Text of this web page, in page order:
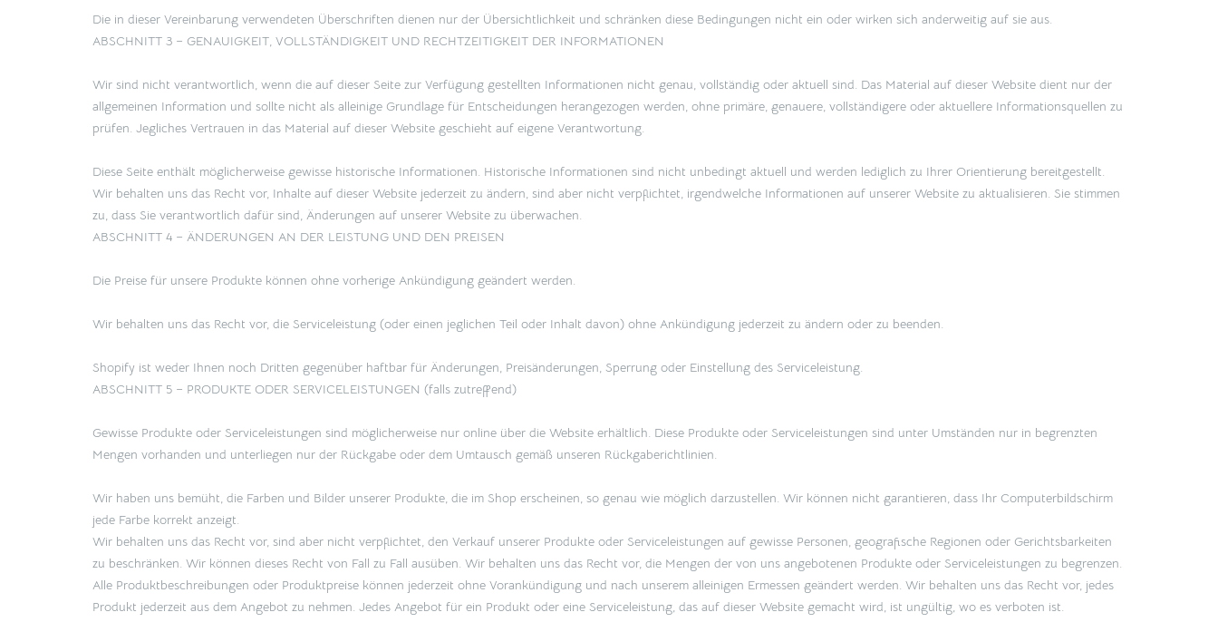
Die in dieser Vereinbarung verwendeten Überschriften dienen nur der Übersichtlichkeit und schränken diese Bedingungen nicht ein oder wirken sich anderweitig auf sie aus.
ABSCHNITT 3 – GENAUIGKEIT, VOLLSTÄNDIGKEIT UND RECHTZEITIGKEIT DER INFORMATIONEN
Wir sind nicht verantwortlich, wenn die auf dieser Seite zur Verfügung gestellten Informationen nicht genau, vollständig oder aktuell sind. Das Material auf dieser Website dient nur der
allgemeinen Information und sollte nicht als alleinige Grundlage für Entscheidungen herangezogen werden, ohne primäre, genauere, vollständigere oder aktuellere Informationsquellen zu
prüfen. Jegliches Vertrauen in das Material auf dieser Website geschieht auf eigene Verantwortung.
Diese Seite enthält möglicherweise gewisse historische Informationen. Historische Informationen sind nicht unbedingt aktuell und werden lediglich zu Ihrer Orientierung bereitgestellt.
Wir behalten uns das Recht vor, Inhalte auf dieser Website jederzeit zu ändern, sind aber nicht verpflichtet, irgendwelche Informationen auf unserer Website zu aktualisieren. Sie stimmen
zu, dass Sie verantwortlich dafür sind, Änderungen auf unserer Website zu überwachen.
ABSCHNITT 4 – ÄNDERUNGEN AN DER LEISTUNG UND DEN PREISEN
Die Preise für unsere Produkte können ohne vorherige Ankündigung geändert werden.
Wir behalten uns das Recht vor, die Serviceleistung (oder einen jeglichen Teil oder Inhalt davon) ohne Ankündigung jederzeit zu ändern oder zu beenden.
Shopify ist weder Ihnen noch Dritten gegenüber haftbar für Änderungen, Preisänderungen, Sperrung oder Einstellung des Serviceleistung.
ABSCHNITT 5 – PRODUKTE ODER SERVICELEISTUNGEN (falls zutreffend)
Gewisse Produkte oder Serviceleistungen sind möglicherweise nur online über die Website erhältlich. Diese Produkte oder Serviceleistungen sind unter Umständen nur in begrenzten
Mengen vorhanden und unterliegen nur der Rückgabe oder dem Umtausch gemäß unseren Rückgaberichtlinien.
Wir haben uns bemüht, die Farben und Bilder unserer Produkte, die im Shop erscheinen, so genau wie möglich darzustellen. Wir können nicht garantieren, dass Ihr Computerbildschirm
jede Farbe korrekt anzeigt.
Wir behalten uns das Recht vor, sind aber nicht verpflichtet, den Verkauf unserer Produkte oder Serviceleistungen auf gewisse Personen, geografische Regionen oder Gerichtsbarkeiten
zu beschränken. Wir können dieses Recht von Fall zu Fall ausüben. Wir behalten uns das Recht vor, die Mengen der von uns angebotenen Produkte oder Serviceleistungen zu begrenzen.
Alle Produktbeschreibungen oder Produktpreise können jederzeit ohne Vorankündigung und nach unserem alleinigen Ermessen geändert werden. Wir behalten uns das Recht vor, jedes
Produkt jederzeit aus dem Angebot zu nehmen. Jedes Angebot für ein Produkt oder eine Serviceleistung, das auf dieser Website gemacht wird, ist ungültig, wo es verboten ist.